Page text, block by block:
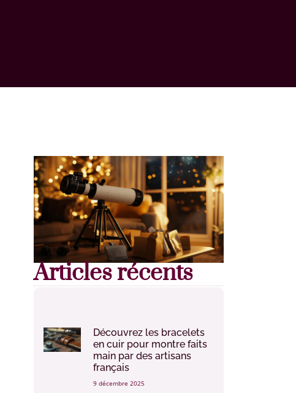
Articles récents
Découvrez les bracelets
en cuir pour montre faits
main par des artisans
français
9 décembre 2025